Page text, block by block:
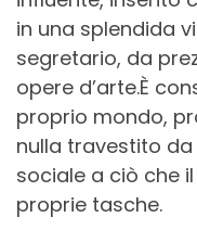
in una splendida
segretario, da
opere d’arte.È
proprio mondo,
nulla travestito
sociale a ciò che
proprie tasche.